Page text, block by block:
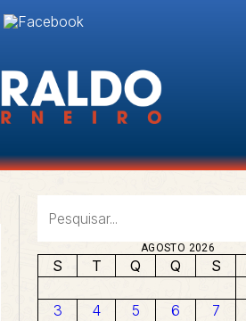
AGOSTO 2026
S T Q Q S
3
4 5 6 7